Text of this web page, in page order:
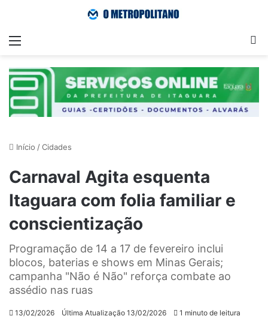
Menu
Início /Cidades
Carnaval Agita esquenta
Itaguara com folia familiar e
conscientização
Programação de 14 a 17 de fevereiro inclui
blocos, baterias e shows em Minas Gerais;
campanha "Não é Não" reforça combate ao
assédio nas ruas
13/02/2026 Última Atualização 13/02/2026 1 minuto de leitura